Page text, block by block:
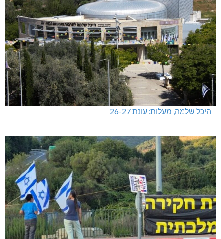
היכל שלמה, מעלות: עונת 26-27